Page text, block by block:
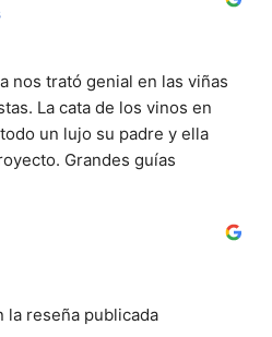
nos trató genial en las viñas
La cata de los vinos en
un lujo su padre y ella
Grandes guías
la reseña publicada